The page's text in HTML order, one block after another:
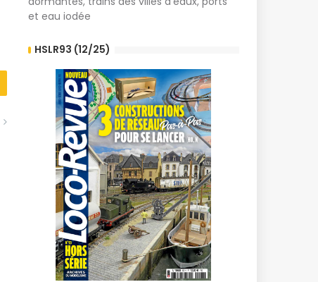
et eau iodée
HSLR93 (12/25)